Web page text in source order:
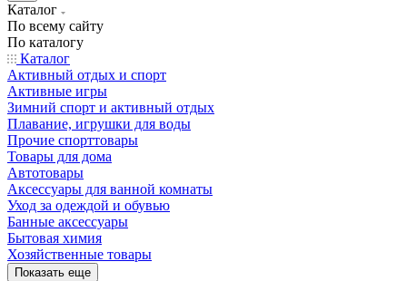
Каталог
По всему сайту
По каталогу
Каталог
Активный отдых и спорт
Активные игры
Зимний спорт и активный отдых
Плавание, игрушки для воды
Прочие спорттовары
Товары для дома
Автотовары
Аксессуары для ванной комнаты
Уход за одеждой и обувью
Банные аксессуары
Бытовая химия
Хозяйственные товары
Показать еще